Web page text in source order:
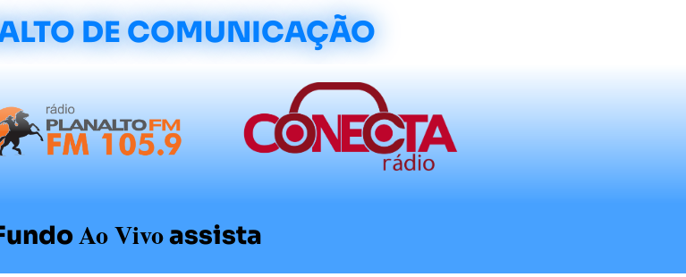
DE COMUNICAÇÃO
Ao Vivoassista